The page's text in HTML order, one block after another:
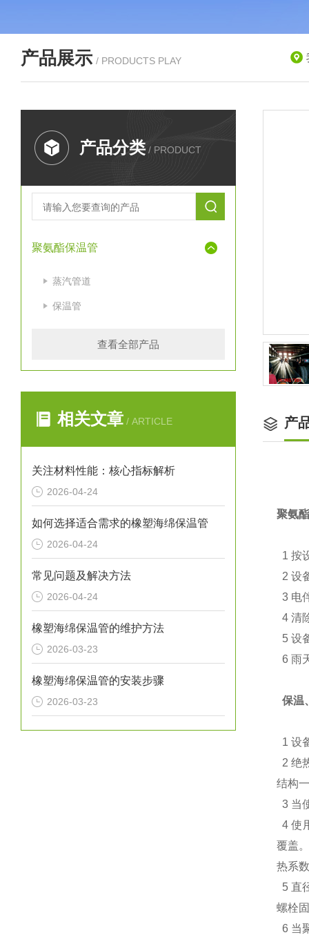
产品展示 / PRODUCTS PLAY
产品分类 / PRODUCT
聚氨酯保温管
蒸汽管道
保温管
查看全部产品
相关文章 / ARTICLE
关注材料性能：核心指标解析
2026-04-24
如何选择适合需求的橡塑海绵保温管
2026-04-24
常见问题及解决方法
2026-04-24
橡塑海绵保温管的维护方法
2026-03-23
橡塑海绵保温管的安装步骤
2026-03-23
产
聚氨
1 按
2 设
3 电
4 清
5 设
6 雨
保温
1 设
2 绝
结构
3 当
4 使
覆盖
热系
5 直
螺栓
6 当